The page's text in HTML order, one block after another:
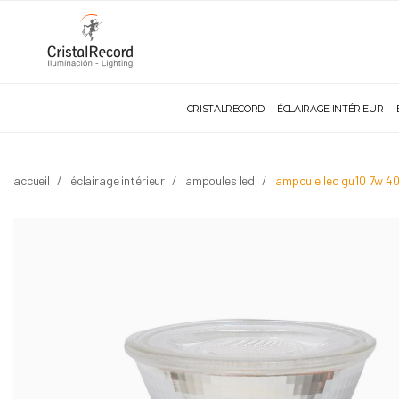
CRISTALRECORD ÉCLAIRAGE INTÉRIEUR
accueil éclairage intérieur ampoules led ampoule led gu10 7w